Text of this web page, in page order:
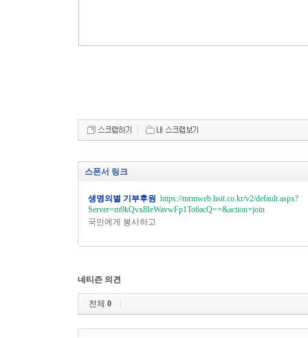
스폰서 링크
생명의별 기부후원 https://mrmweb.hsit.co.kr/v2/default.aspx?
Server=m9kQvx8IeWavwFp1To6acQ==&action=join
국민에게 봉사하고
네티즌 의견
전체 0